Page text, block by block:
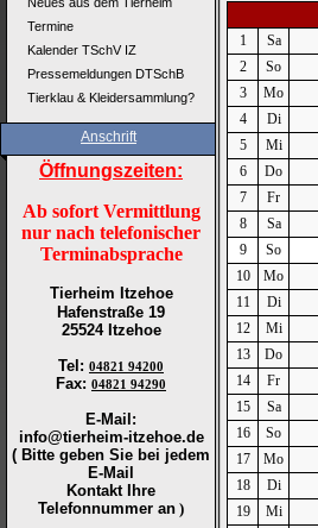
Termine
Kalender TSchV IZ
Pressemeldungen DTSchB
Tierklau & Kleidersammlung?
Anschrift
Öffnungszeiten:
Ab sofort Vermittlung
nur nach telefonischer
Terminabsprache
Tierheim Itzehoe
Hafenstraße 19
25524 Itzehoe
Tel : 04821 94200
Fax: 04821 94290
E-Mail:
info@tierheim-itzehoe.de
( Bitte geben Sie bei jedem
E-Mail
Kontakt Ihre
Telefonnummer an )
1
Sa
2
So
3
Mo
4
Di
5
Mi
6
Do
7
Fr
8
Sa
9
So
10
Mo
11
Di
12
Mi
13
Do
14
Fr
15
Sa
16
So
17
Mo
18
Di
19
Mi